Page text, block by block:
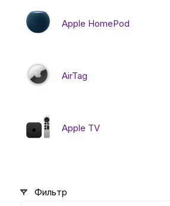
Apple HomePod
AirTag
Apple TV
Фильтр